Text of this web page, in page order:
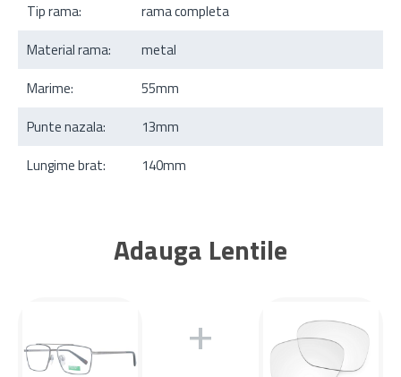
Tip rama:
rama completa
Material rama:
metal
Marime:
55mm
Punte nazala:
13mm
Lungime brat:
140mm
Adauga Lentile
+